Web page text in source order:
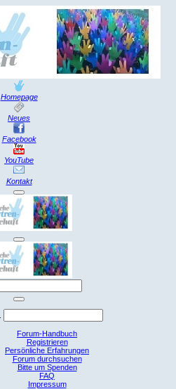
Homepage
Neues
Facebook
YouTube
Kontakt
Forum-Handbuch
Registrieren
Persönliche Erfahrungen
Forum durchsuchen
Bitte um Spenden
FAQ
Impressum